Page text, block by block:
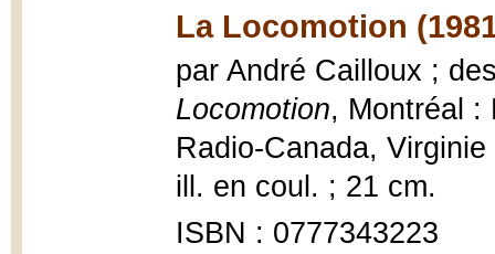
La Locomotion
par André Cailloux ;
Locomotion, Montréal :
Radio-Canada,
ill. en coul. ; 21 cm.
ISBN : 0777343223